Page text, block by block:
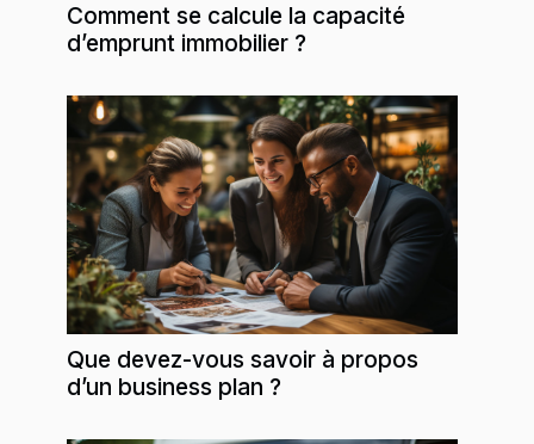
Comment se calcule la capacité
d’emprunt immobilier ?
Que devez-vous savoir à propos
d’un business plan ?